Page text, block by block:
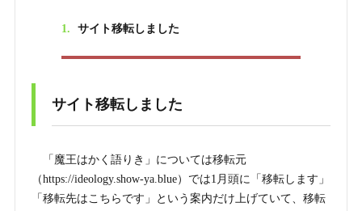
1. サイト移転しました
サイト移転しました
「魔王はかく語りき」については移転元
（https://ideology.show-ya.blue）では1月頭に「移転します」
「移転先はこちらです」という案内だけ上げていて、移転